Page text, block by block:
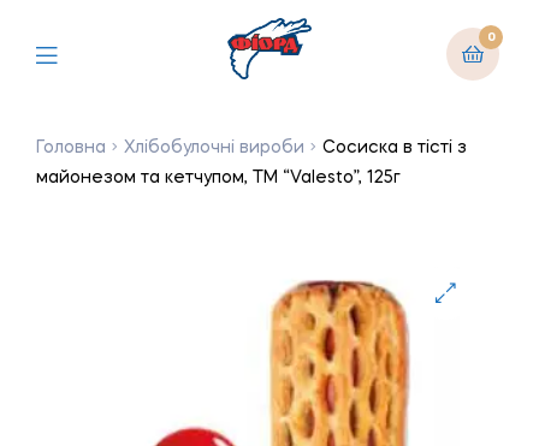
0
Головна Хлібобулочні вироби
Сосиска в тісті з
майонезом та кетчупом, ТМ “Valesto”, 125г